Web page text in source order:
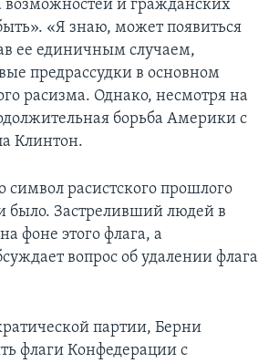
возможностей и гражданских
«Я знаю, может появиться
ее единичным случаем,
предрассудки в основном
расизма. Однако, несмотря на
борьба Америки с
Клинтон.
символ расистского прошлого
было. Застреливший людей в
фоне этого флага, а
вопрос об удалении флага
партии, Берни
флаги Конфедерации с